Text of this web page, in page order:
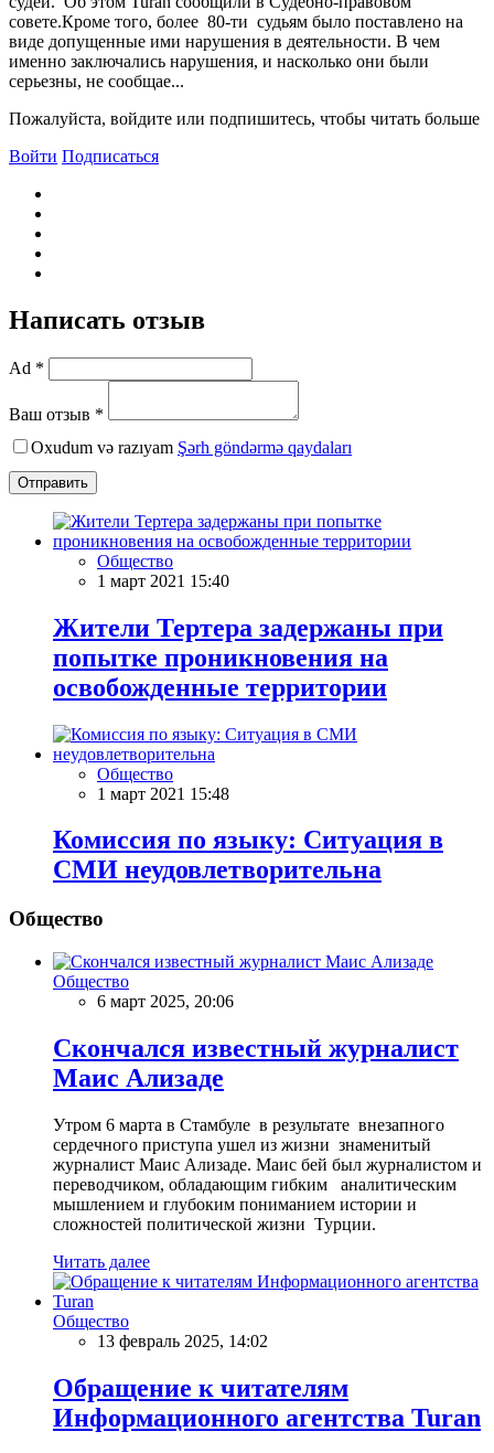
совете.Кроме того, более 80-ти судьям было поставлено на
виде допущенные ими нарушения в деятельности. В чем
именно заключались нарушения, и насколько они были
серьезны, не сообщае...
Пожалуйста, войдите или подпишитесь, чтобы читать больше
Войти Подписаться
Написать отзыв
Ad *
Ваш отзыв *
Oxudum və razıyam Şərh göndərmə qaydaları
Отправить
Общество
1 март 2021 15:40
Жители Тертера задержаны при
попытке проникновения на
освобожденные территории
Общество
1 март 2021 15:48
Комиссия по языку: Cитуация в
СМИ неудовлетворительна
Общество
Общество
6 март 2025, 20:06
Скончался известный журналист
Маис Ализаде
Утром 6 марта в Стамбуле в результате внезапного
сердечного приступа ушел из жизни знаменитый
журналист Маис Ализаде. Маис бей был журналистом и
переводчиком, обладающим гибким аналитическим
мышлением и глубоким пониманием истории и
сложностей политической жизни Турции.
Читать далее
Общество
13 февраль 2025, 14:02
Обращение к читателям
Информационного агентства Turan